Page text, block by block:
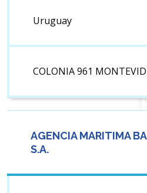
Uruguay
COLONIA 961
AGENCIA MARITIMA
S.A.